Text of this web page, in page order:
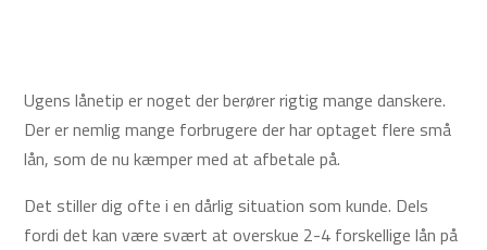
Ugens lånetip er noget der berører rigtig mange danskere.
Der er nemlig mange forbrugere der har optaget flere små
lån, som de nu kæmper med at afbetale på.
Det stiller dig ofte i en dårlig situation som kunde. Dels
fordi det kan være svært at overskue 2-4 forskellige lån på